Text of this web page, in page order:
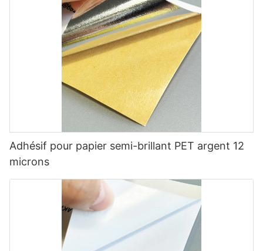
Adhésif pour papier semi-brillant PET argent 12
microns